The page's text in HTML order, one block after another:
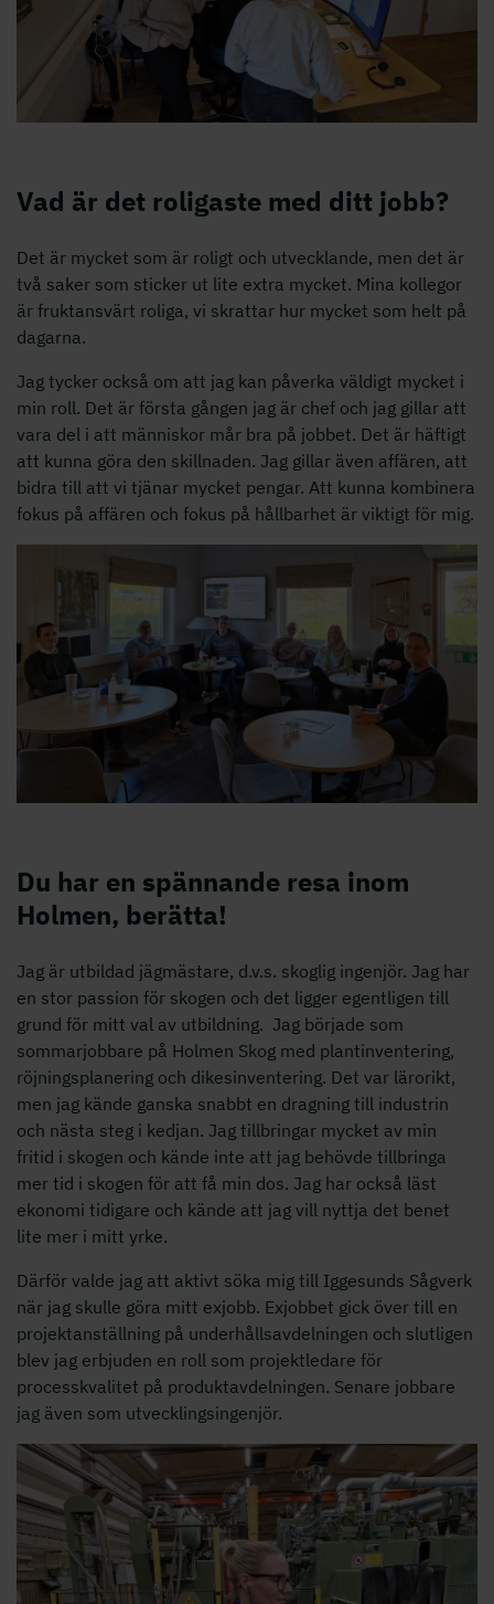
Vad är det roligaste med ditt jobb?
Det är mycket som är roligt och utvecklande, men det är
två saker som sticker ut lite extra mycket. Mina kollegor
är fruktansvärt roliga, vi skrattar hur mycket som helt på
dagarna.
Jag tycker också om att jag kan påverka väldigt mycket i
min roll. Det är första gången jag är chef och jag gillar att
vara del i att människor mår bra på jobbet. Det är häftigt
att kunna göra den skillnaden. Jag gillar även affären, att
bidra till att vi tjänar mycket pengar. Att kunna kombinera
fokus på affären och fokus på hållbarhet är viktigt för mig.
Du har en spännande resa inom
Holmen, berätta!
Jag är utbildad jägmästare, d.v.s. skoglig ingenjör. Jag har
en stor passion för skogen och det ligger egentligen till
grund för mitt val av utbildning. Jag började som
sommarjobbare på Holmen Skog med plantinventering,
röjningsplanering och dikesinventering. Det var lärorikt,
men jag kände ganska snabbt en dragning till industrin
och nästa steg i kedjan. Jag tillbringar mycket av min
fritid i skogen och kände inte att jag behövde tillbringa
mer tid i skogen för att få min dos. Jag har också läst
ekonomi tidigare och kände att jag vill nyttja det benet
lite mer i mitt yrke.
Därför valde jag att aktivt söka mig till Iggesunds Sågverk
när jag skulle göra mitt exjobb. Exjobbet gick över till en
projektanställning på underhållsavdelningen och slutligen
blev jag erbjuden en roll som projektledare för
processkvalitet på produktavdelningen. Senare jobbare
jag även som utvecklingsingenjör.